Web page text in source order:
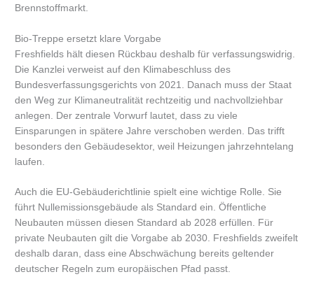
Brennstoffmarkt.
Bio-Treppe ersetzt klare Vorgabe
Freshfields hält diesen Rückbau deshalb für verfassungswidrig.
Die Kanzlei verweist auf den Klimabeschluss des
Bundesverfassungsgerichts von 2021. Danach muss der Staat
den Weg zur Klimaneutralität rechtzeitig und nachvollziehbar
anlegen. Der zentrale Vorwurf lautet, dass zu viele
Einsparungen in spätere Jahre verschoben werden. Das trifft
besonders den Gebäudesektor, weil Heizungen jahrzehntelang
laufen.
Auch die EU-Gebäuderichtlinie spielt eine wichtige Rolle. Sie
führt Nullemissionsgebäude als Standard ein. Öffentliche
Neubauten müssen diesen Standard ab 2028 erfüllen. Für
private Neubauten gilt die Vorgabe ab 2030. Freshfields zweifelt
deshalb daran, dass eine Abschwächung bereits geltender
deutscher Regeln zum europäischen Pfad passt.